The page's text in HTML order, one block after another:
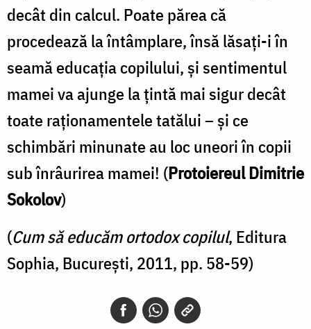
decât din calcul. Poate părea că
procedează la întâmplare, însă lăsaţi-i în
seamă educaţia copilului, şi sentimentul
mamei va ajunge la ţintă mai sigur decât
toate raţionamentele tatălui – şi ce
schimbări minunate au loc uneori în copii
sub înrâurirea mamei! (Protoiereul Dimitrie
Sokolov)
(Cum să educăm ortodox copilul, Editura
Sophia, București, 2011, pp. 58-59)